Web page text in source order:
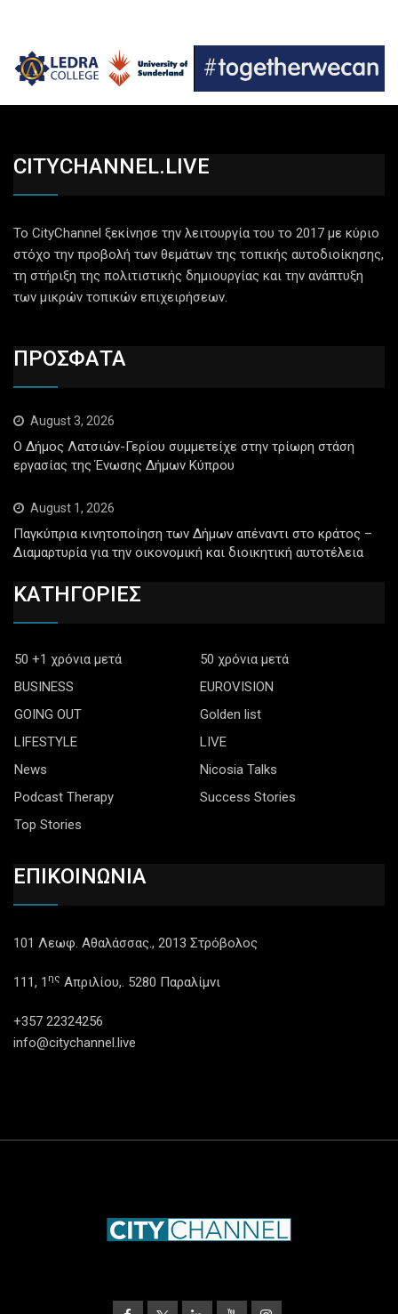
CITYCHANNEL.LIVE
Το CityChannel ξεκίνησε την λειτουργία του το 2017 με κύριο
στόχο την προβολή των θεμάτων της τοπικής αυτοδιοίκησης,
τη στήριξη της πολιτιστικής δημιουργίας και την ανάπτυξη
των μικρών τοπικών επιχειρήσεων.
ΠΡΟΣΦΑΤΑ
August 3, 2026
Ο Δήμος Λατσιών-Γερίου συμμετείχε στην τρίωρη στάση
εργασίας της Ένωσης Δήμων Κύπρου
August 1, 2026
Παγκύπρια κινητοποίηση των Δήμων απέναντι στο κράτος –
Διαμαρτυρία για την οικονομική και διοικητική αυτοτέλεια
ΚΑΤΗΓΟΡΙΕΣ
50 +1 χρόνια μετά
50 χρόνια μετά
BUSINESS
EUROVISION
GOING OUT
Golden list
LIFESTYLE
LIVE
News
Nicosia Talks
Podcast Therapy
Success Stories
Top Stories
ΕΠΙΚΟΙΝΩΝΙΑ
101 Λεωφ. Αθαλάσσας., 2013 Στρόβολος
111, 1 ης Απριλίου,. 5280 Παραλίμνι
+357 22324256
info@citychannel.live